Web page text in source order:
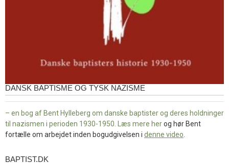
DANSK BAPTISME OG TYSK NAZISME
– en bog af Bent Hylleberg om danske baptister og deres holdninger
til nazismen i perioden 1930-1950. Læs mere herog hør Bent
fortælle om arbejdet inden bogudgivelsen i denne video
baptist.dk
BAPTIST.DK